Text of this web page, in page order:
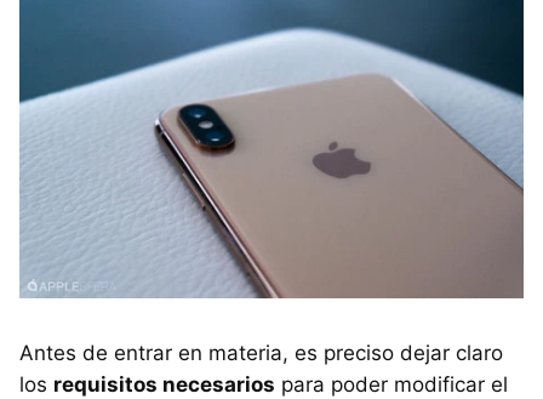
Antes de entrar en materia, es preciso dejar claro
los requisitos necesarios para poder modificar el